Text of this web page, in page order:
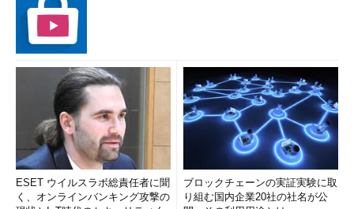
ESET ウイルスラボ総責任者に聞
く、オンラインバンキング攻撃の
ブロックチェーンの実証実験に取
り組む国内企業20社の社名が公